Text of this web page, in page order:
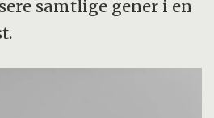
samtlige gener i en